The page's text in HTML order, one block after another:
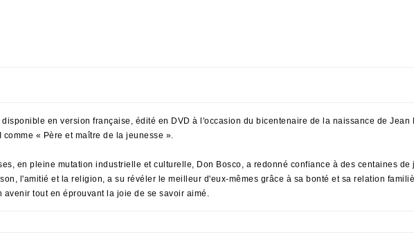
en version française, édité en DVD à l'occasion du bicentenaire de la naissance de Jean
« Père et maître de la jeunesse ».
en pleine mutation industrielle et culturelle, Don Bosco, a redonné confiance à des centaines de
l'amitié et la religion, a su révéler le meilleur d'eux-mêmes grâce à sa bonté et sa relation
tout en éprouvant la joie de se savoir aimé.